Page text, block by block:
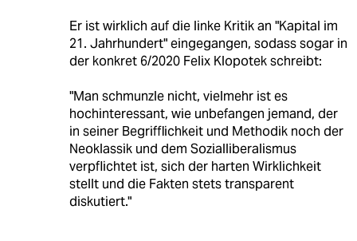
Er ist wirklich auf die linke Kritik an "Kapital im
21. Jahrhundert" eingegangen, sodass sogar in
der konkret 6/2020 Felix Klopotek schreibt:
"Man schmunzle nicht, vielmehr ist es
hochinteressant, wie unbefangen jemand, der
in seiner Begrifflichkeit und Methodik noch der
Neoklassik und dem Sozialliberalismus
verpflichtet ist, sich der harten Wirklichkeit
stellt und die Fakten stets transparent
diskutiert."